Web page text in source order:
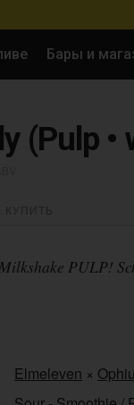
Бары и
(Pulp •
PULP!
Elmeleven ×